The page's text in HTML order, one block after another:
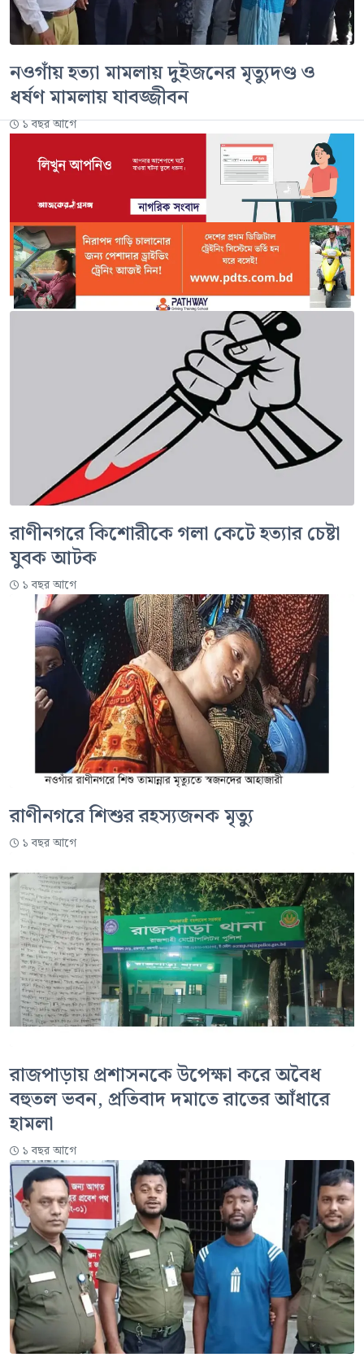
নওগাঁয় হত্যা মামলায় দুইজনের মৃত্যুদণ্ড ও
ধর্ষণ মামলায় যাবজ্জীবন
১ বছর আগে
রাণীনগরে কিশোরীকে গলা কেটে হত্যার চেষ্টা
যুবক আটক
১ বছর আগে
রাণীনগরে শিশুর রহস্যজনক মৃত্যু
১ বছর আগে
রাজপাড়ায় প্রশাসনকে উপেক্ষা করে অবৈধ
বহুতল ভবন, প্রতিবাদ দমাতে রাতের আঁধারে
হামলা
১ বছর আগে